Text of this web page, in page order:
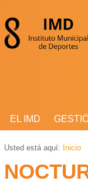
EL IMD
Usted está aquí: Inicio